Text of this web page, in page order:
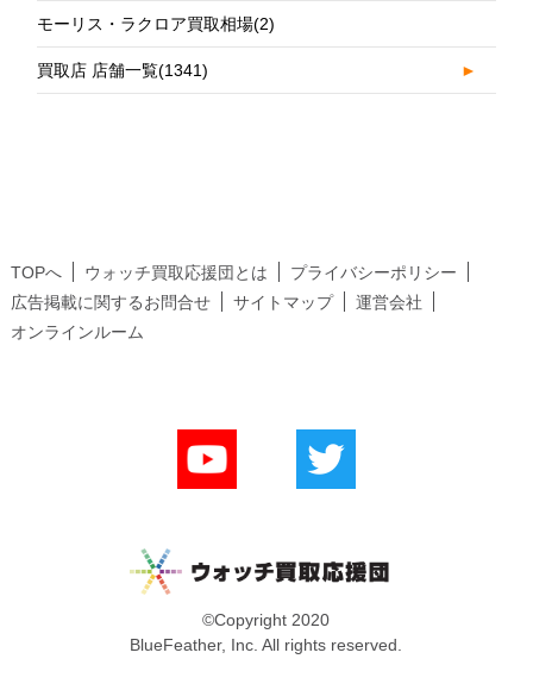
モーリス・ラクロア買取相場(2)
買取店 店舗一覧(1341) ►
TOPへ ウォッチ買取応援団とは
プライバシーポリシー
広告掲載に関するお問合せ
サイトマップ
運営会社
オンラインルーム
©Copyright 2020
BlueFeather, Inc. All rights reserved.